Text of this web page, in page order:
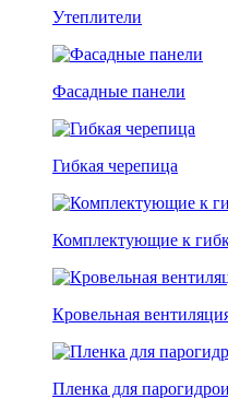
Утеплители
Фасадные панели
Гибкая черепица
Комплектующие к
Кровельная
Пленка для